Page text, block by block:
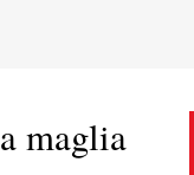
maglia